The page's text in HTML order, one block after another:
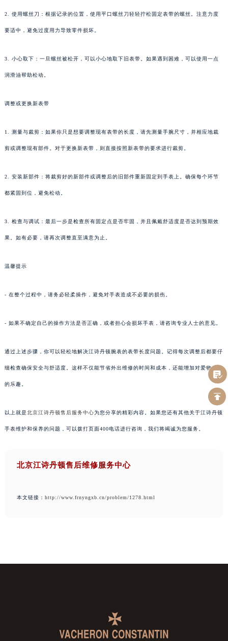
2. 使用螺丝刀：根据记录的位置，使用平口螺丝刀轻轻拧松固定表带的螺丝。注意力度
要适中，避免过度用力导致零件损坏。
3. 小心取下：一旦螺丝被松开，可以小心地取下旧表带。如果遇到困难，可以使用一点
润滑油帮助松动。
调整或更换新表带
1. 测量与裁剪：如果你只是想要调整现有表带的长度，请先测量手腕尺寸，并相应地裁
剪或调整现有部件。对于更换新表带，则直接按照新表带的要求进行裁剪。
2. 安装新部件：将裁剪好的新部件或调整后的旧部件重新固定到手表上。确保每个环节
都紧固到位，避免松动。
3. 检查与调试：最后一步是检查所有固定点是否牢固，并且佩戴舒适度是否达到预期效
果。如有必要，请再次调整直至满意为止。
温馨提示
- 在整个过程中，请务必轻柔操作，避免对手表造成不必要的损伤。
- 如果不确定自己的操作方法是否正确，或者担心会损坏手表，请咨询专业人士的意见。
通过上述步骤，你可以轻松地解决江诗丹顿腕表的表带长度问题。记得每次调整后都要仔
细检查确保安全与舒适度。这样不仅能节省外出维修的时间和成本，还能增加对爱物维护
的乐趣。
以上就是北京江诗丹顿售后服务中心为您分享的精彩内容。如果您还有其他关于江诗丹顿
手表维护和保养的问题，可以拨打页面400电话进行咨询，我们将竭诚为您服务。
北京江诗丹顿售后维修服务中心
本文链接： http://www.frnyngxb.cn/problem/1278.html